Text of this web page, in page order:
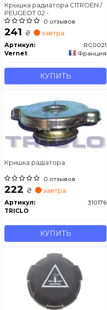
Крышка радиатора CITROEN /
PEUGEOT 02 -
0 отзывов
241 ₴ завтра
Артикул:
RC0021
Vernet
Франция
КУПИТЬ
Кришка радіатора
0 отзывов
222 ₴ завтра
Артикул:
310176
TRICLO
КУПИТЬ